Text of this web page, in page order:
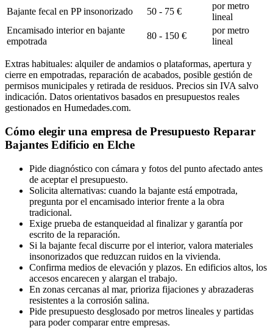
Bajante fecal en PP insonorizado
50 - 75 €
por metro
lineal
Encamisado interior en bajante
empotrada
80 - 150 €
por metro
lineal
Extras habituales: alquiler de andamios o plataformas, apertura y
cierre en empotradas, reparación de acabados, posible gestión de
permisos municipales y retirada de residuos. Precios sin IVA salvo
indicación. Datos orientativos basados en presupuestos reales
gestionados en Humedades.com.
Cómo elegir una empresa de Presupuesto Reparar
Bajantes Edificio en Elche
Pide diagnóstico con cámara y fotos del punto afectado antes
de aceptar el presupuesto.
Solicita alternativas: cuando la bajante está empotrada,
pregunta por el encamisado interior frente a la obra
tradicional.
Exige prueba de estanqueidad al finalizar y garantía por
escrito de la reparación.
Si la bajante fecal discurre por el interior, valora materiales
insonorizados que reduzcan ruidos en la vivienda.
Confirma medios de elevación y plazos. En edificios altos, los
accesos encarecen y alargan el trabajo.
En zonas cercanas al mar, prioriza fijaciones y abrazaderas
resistentes a la corrosión salina.
Pide presupuesto desglosado por metros lineales y partidas
para poder comparar entre empresas.